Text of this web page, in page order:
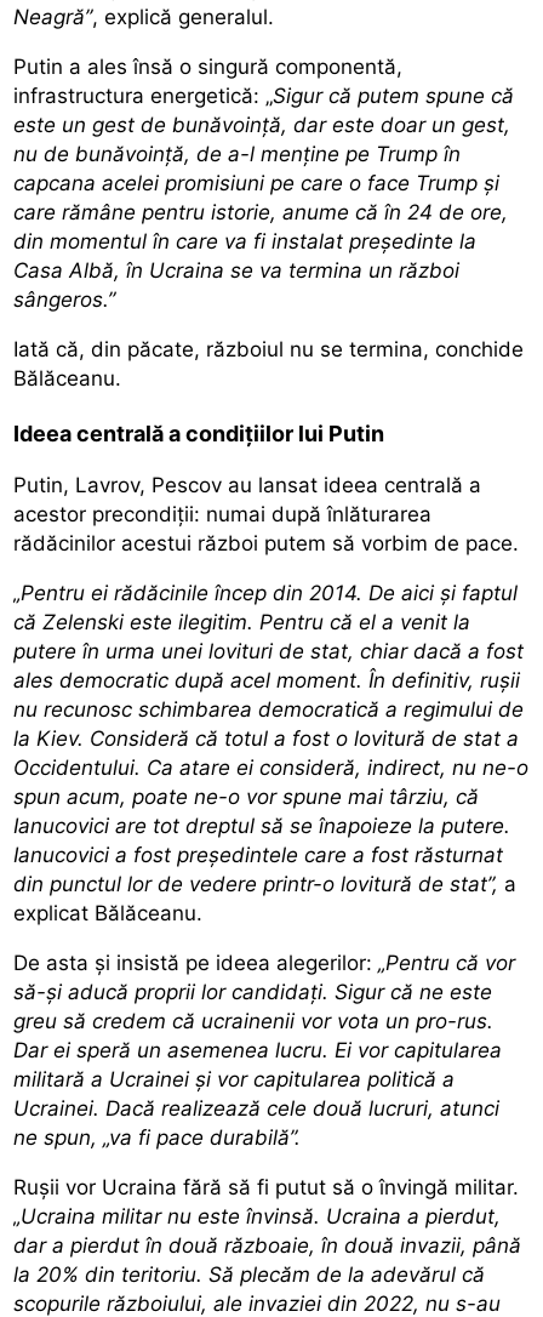
Neagră”, explică generalul.
Putin a ales însă o singură componentă,
infrastructura energetică: „Sigur că putem spune că
este un gest de bunăvoință, dar este doar un gest,
nu de bunăvoință, de a-l menține pe Trump în
capcana acelei promisiuni pe care o face Trump și
care rămâne pentru istorie, anume că în 24 de ore,
din momentul în care va fi instalat președinte la
Casa Albă, în Ucraina se va termina un război
sângeros.”
Iată că, din păcate, războiul nu se termina, conchide
Bălăceanu.
Ideea centrală a condițiilor lui Putin
Putin, Lavrov, Pescov au lansat ideea centrală a
acestor precondiții: numai după înlăturarea
rădăcinilor acestui război putem să vorbim de pace.
„Pentru ei rădăcinile încep din 2014. De aici și faptul
că Zelenski este ilegitim. Pentru că el a venit la
putere în urma unei lovituri de stat, chiar dacă a fost
ales democratic după acel moment. În definitiv, rușii
nu recunosc schimbarea democratică a regimului de
la Kiev. Consideră că totul a fost o lovitură de stat a
Occidentului. Ca atare ei consideră, indirect, nu ne-o
spun acum, poate ne-o vor spune mai târziu, că
Ianucovici are tot dreptul să se înapoieze la putere.
Ianucovici a fost președintele care a fost răsturnat
din punctul lor de vedere printr-o lovitură de stat”, a
explicat Bălăceanu.
De asta și insistă pe ideea alegerilor:„Pentru că vor
să-și aducă proprii lor candidați. Sigur că ne este
greu să credem că ucrainenii vor vota un pro-rus.
Dar ei speră un asemenea lucru. Ei vor capitularea
militară a Ucrainei și vor capitularea politică a
Ucrainei. Dacă realizează cele două lucruri, atunci
ne spun, „va fi pace durabilă”.
Rușii vor Ucraina fără să fi putut să o învingă militar.
„Ucraina militar nu este învinsă. Ucraina a pierdut,
dar a pierdut în două războaie, în două invazii, până
la 20% din teritoriu. Să plecăm de la adevărul că
scopurile războiului, ale invaziei din 2022, nu s-au